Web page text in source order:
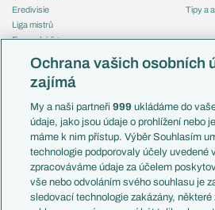
Eredivisie
Liga mistrů
Evropská liga
Mistrovství světa
Liga národů
Témata
Představení týmů MS
EuroSkauting
PL v kostce
Evropské koeficienty
Přestupy
Tipy a
Česko
Francie
Itálie
Brazílie
Ochrana vašich osobních
zajímá
My a naši partneři999 ukládáme do
údaje, jako jsou údaje o prohlížení nebo
máme k nim přístup. Výběr Souhlasím
technologie podporovaly účely uvedené
zpracováváme údaje za účelem
vše nebo odvoláním svého souhlasu je
sledovací technologie zakázány, některé